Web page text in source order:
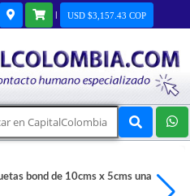
| USD $3,157.43 COP
bond de 10cms x 5cms una